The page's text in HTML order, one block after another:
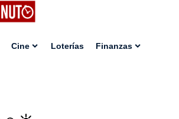
Cine Loterías Finanzas